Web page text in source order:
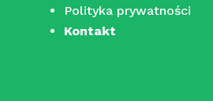
Polityka prywatności
Kontakt